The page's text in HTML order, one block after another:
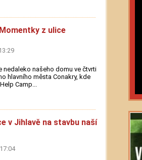
z ulice
nedaleko našeho domu ve čtvrti
hlavního města Conakry, kde
Camp...
v Jihlavě na stavbu naší